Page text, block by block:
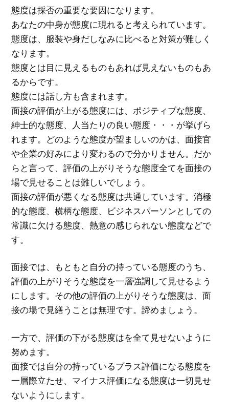
態度は採否の重要な要因になります。
あなたの中身が態度に現れると考えられています。
態度は、服装や身だしなみに比べると対策が難しく
なります。
態度とは目に見えるものもあれば見えないものもあ
るからです。
態度には話し方も含まれます。
面接の評価が上がる態度には、ポジティブな態度、
紳士的な態度、人当たりの良い態度・・・が挙げら
れます。どのような態度が望ましいのかは、面接官
や企業の好みにより変わるので分かりません。だか
らと言って、評価の上がりそうな態度全てを面接の
場で見せることは難しいでしょう。
面接の評価が悪くなる態度は共通しています。消極
的な態度、横柄な態度、ビジネスパーソンとしての
常識に欠ける態度、熱意の感じられない態度などで
す。
面接では、もともと自分の持っている態度のうち、
評価の上がりそうな態度を一層強調して見せるよう
にします。その他の評価の上がりそうな態度は、面
接の場で見繕うことは無理です。諦めましょう。
一方で、評価の下がる態度はを全て見せないように
努めます。
面接では自分の持っているプラス評価になる態度を
一層際立たせ、マイナス評価になる態度は一切見せ
ないようにします。